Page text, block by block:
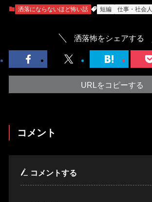
洒落にならないほど怖い話 短編 仕事・社会人
洒落怖をシェアする
URLをコピーする
コメント
コメントする